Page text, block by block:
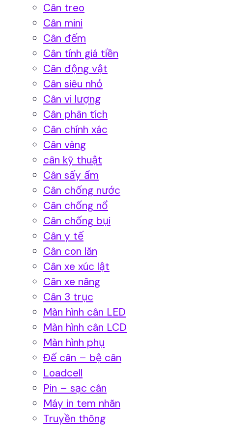
Cân treo
Cân mini
Cân đếm
Cân tính giá tiền
Cân động vật
Cân siêu nhỏ
Cân vi lượng
Cân phân tích
Cân chính xác
Cân vàng
cân kỹ thuật
Cân sấy ẩm
Cân chống nước
Cân chống nổ
Cân chống bụi
Cân y tế
Cân con lăn
Cân xe xúc lật
Cân xe nâng
Cân 3 trục
Màn hình cân LED
Màn hình cân LCD
Màn hình phụ
Đế cân – bệ cân
Loadcell
Pin – sạc cân
Máy in tem nhãn
Truyền thông